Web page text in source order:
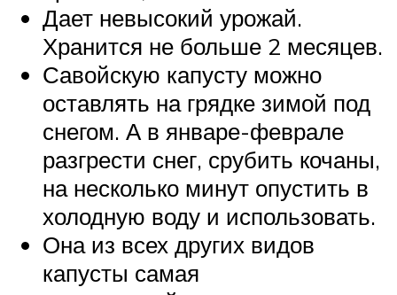
Дает невысокий урожай.
Хранится не больше 2 месяцев.
Савойскую капусту можно
оставлять на грядке зимой под
снегом. А в январе-феврале
разгрести снег, срубить кочаны,
на несколько минут опустить в
холодную воду и использовать.
Она из всех других видов
капусты самая